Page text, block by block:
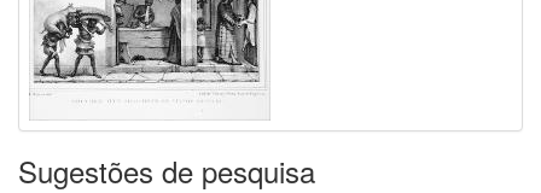
Sugestões de pesquisa